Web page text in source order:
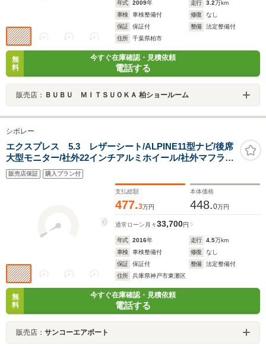
年式 2009年 走行 3.2万km
車検
車検整備付 修復
なし
保証
保証付 整備
法定整備付
住所
千葉県柏市
無
料
今すぐ在庫確認・見積依頼
電話する
販売店： ＢＵＢＵ ＭＩＴＳＵＯＫＡ 柏ショールーム
シボレー
エクスプレス 5.3 レザーシート/ALPINE11型ナビ/後席
大型モニター/社外22インチアルミホイール/社外マフラー/
観音ドア/
販売店保証 購入プラン付
支払総額
477.3万円
本体価格
448.0万円
通常ローン 月々33,700円
年式 2016年 走行 4.5万km
車検
車検整備付 修復
なし
保証
保証付 整備
法定整備付
住所
兵庫県神戸市東灘区
無
料
今すぐ在庫確認・見積依頼
電話する
販売店： サンコーエアポート